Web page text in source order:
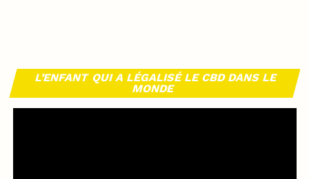
L’ENFANT QUI A LÉGALISÉ LE CBD DANS LE
MONDE